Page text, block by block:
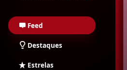
Feed
Destaques
Estrelas